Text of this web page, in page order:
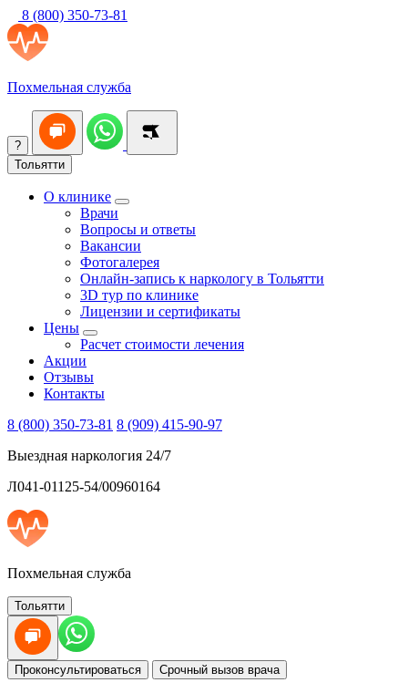
8 (800) 350-73-81
Похмельная служба
?
Тольятти
О клинике
Врачи
Вопросы и ответы
Вакансии
Фотогалерея
Онлайн-запись к наркологу в Тольятти
3D тур по клинике
Лицензии и сертификаты
Цены
Расчет стоимости лечения
Акции
Отзывы
Контакты
8 (800) 350-73-81 8 (909) 415-90-97
Выездная наркология 24/7
Л041-01125-54/00960164
Похмельная служба
Тольятти
Проконсультироваться Срочный вызов врача